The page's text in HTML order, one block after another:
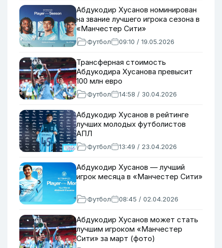
Абдукодир Хусанов номинирован
на звание лучшего игрока сезона в
«Манчестер Сити»
Футбол 09:10 / 19.05.2026
Трансферная стоимость
Абдукодира Хусанова превысит
100 млн евро
Футбол 14:58 / 30.04.2026
Абдукодир Хусанов в рейтинге
лучших молодых футболистов
АПЛ
Футбол 13:49 / 23.04.2026
Абдукодир Хусанов — лучший
игрок месяца в «Манчестер Сити»
Футбол 08:45 / 02.04.2026
Абдукодир Хусанов может стать
лучшим игроком «Манчестер
Сити» за март (фото)